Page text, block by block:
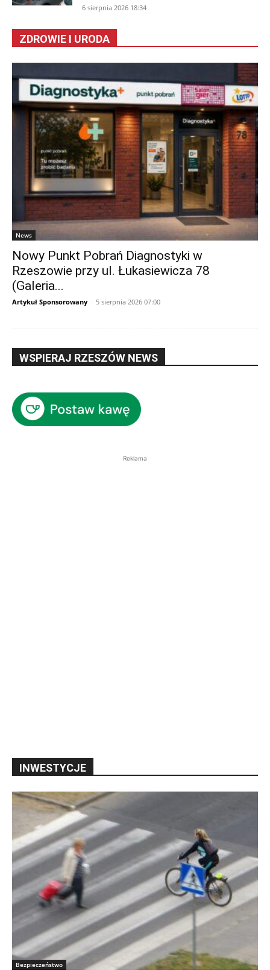
6 sierpnia 2026 18:34
ZDROWIE I URODA
News
Nowy Punkt Pobrań Diagnostyki w
Rzeszowie przy ul. Łukasiewicza 78
(Galeria...
Artykuł Sponsorowany - 5 sierpnia 2026 07:00
WSPIERAJ RZESZÓW NEWS
Reklama
INWESTYCJE
Bezpieczeństwo